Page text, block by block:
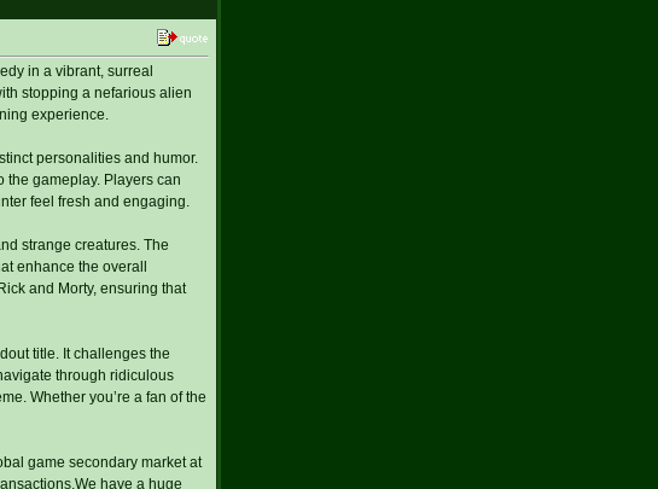
in a vibrant, surreal
stopping a nefarious alien
experience.
personalities and humor.
the gameplay. Players can
feel fresh and engaging.
strange creatures. The
enhance the overall
and Morty, ensuring that
title. It challenges the
through ridiculous
Whether you’re a fan of the
game secondary market at
have a huge